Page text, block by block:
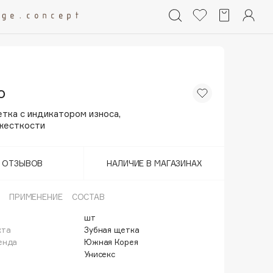
с индикатором износа,
ОТЗЫВОВ НАЛИЧИЕ В МАГАЗИНАХ
ПРИМЕНЕНИЕ СОСТАВ
шт
Зубная щетка
Южная Корея
Унисекс